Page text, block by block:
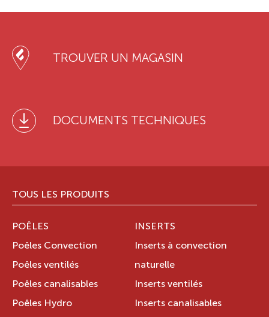
TROUVER UN MAGASIN
DOCUMENTS TECHNIQUES
TOUS LES PRODUITS
POÊLES
Poêles Convection
Poêles ventilés
Poêles canalisables
Poêles Hydro
INSERTS
Inserts à convection
naturelle
Inserts ventilés
Inserts canalisables